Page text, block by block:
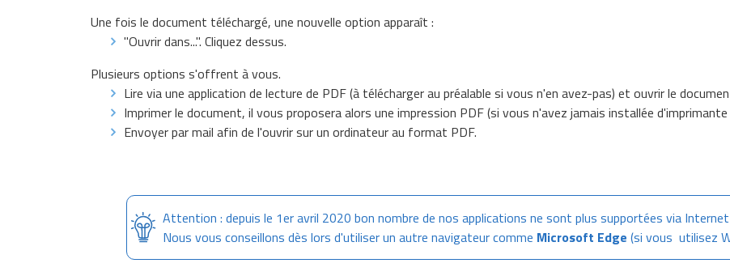
Une fois le document téléchargé, une nouvelle option apparaît :
"Ouvrir dans...". Cliquez dessus.
Plusieurs options s'offrent à vous.
Lire via une application de lecture de PDF (à télécharger au préalable si vous n'en avez-pas) et ouvrir le
Imprimer le document, il vous proposera alors une impression PDF (si vous n'avez jamais installée
Envoyer par mail afin de l'ouvrir sur un ordinateur au format PDF.
Attention : depuis le 1er avril 2020 bon nombre de nos applications ne sont plus supportées via Internet
Nous vous conseillons dès lors d'utiliser un autre navigateur comme Microsoft Edge (si vous utilisez